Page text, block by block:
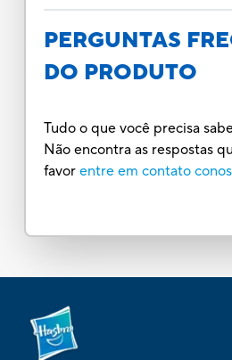
PERGUNTAS
DO PRODUTO
Tudo o que você precisa
Não encontra as respostas
favor entre em contato